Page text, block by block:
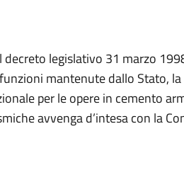
decreto legislativo 31 marzo
mantenute dallo Stato,
per le opere in cemento
avvenga d’intesa con la